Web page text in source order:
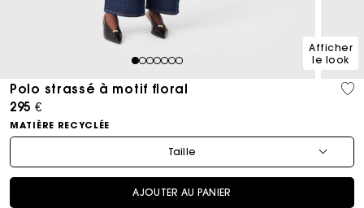
1234567
Afficher
le look
Polo strassé à motif floral
295 €
MATIÈRE RECYCLÉE
Taille
AJOUTER AU PANIER